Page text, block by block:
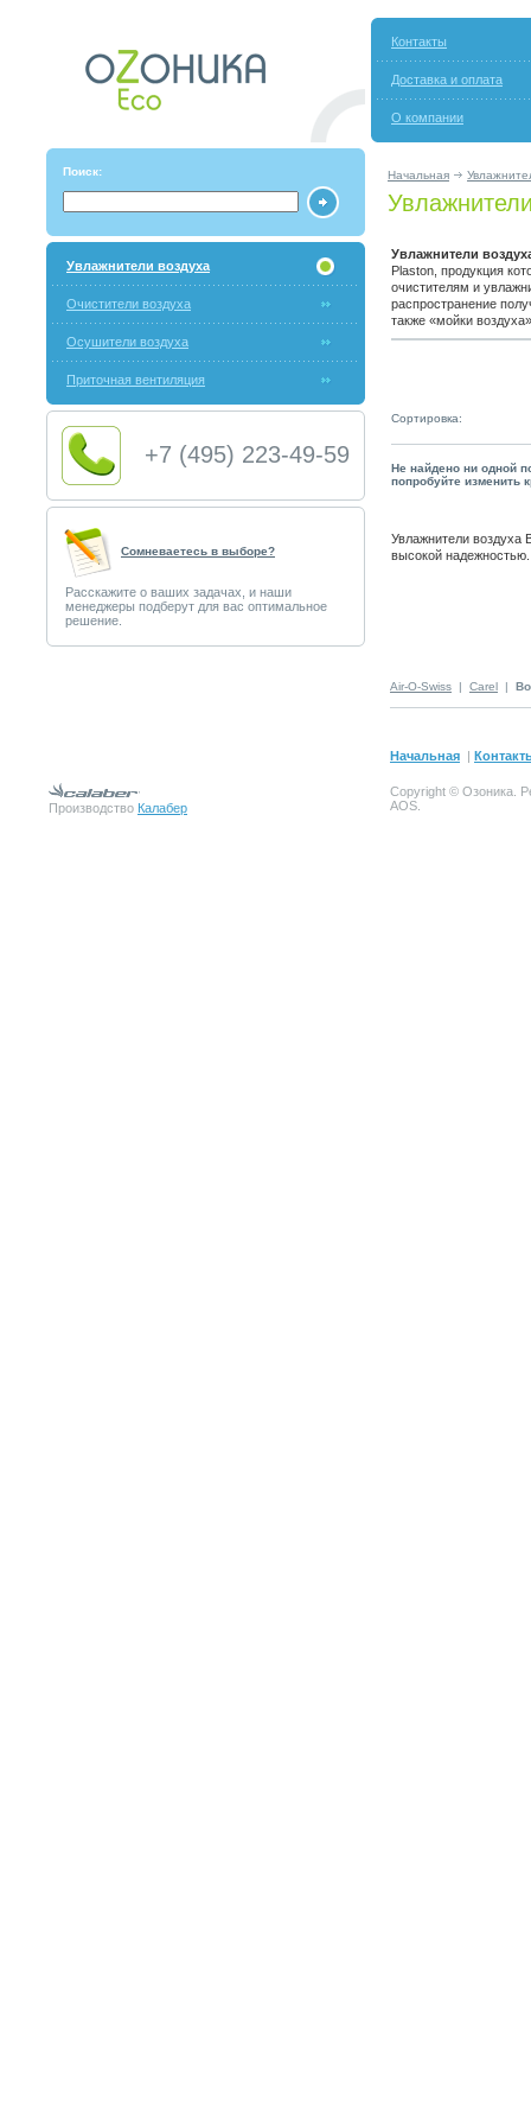
Контакты
Доставка и оплата
О компании
Поиск: Начальная
Увлажнители воздуха
Очистители воздуха
Осушители воздуха
Приточная вентиляция
+7 (495) 223-49-59
Сомневаетесь в выборе?
Расскажите о ваших задачах, и наши
менеджеры подберут для вас оптимальное
решение.
Увлажнители
Plaston, продукция
очистителям и
распространение
также «мойки
Сортировка:
Не найдено ни одной
попробуйте изменить
Увлажнители воздуха
высокой надежностью.
Air-O-Swiss | Carel |
Начальная |
Производство Калабер
Copyright © Озоника.
AOS.